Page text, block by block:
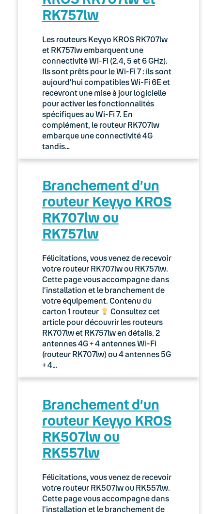
03. Accès Internet
04. Téléphonie fixe
05. Téléphonie Mobile
06. Cybersécurité
Keyyo Connect
Keyyo Visio
RK757lw
Les routeurs Keyyo KROS RK707lw
et RK757lw embarquent une
connectivité Wi-Fi (2.4, 5 et 6 GHz).
Ils sont prêts pour le Wi-Fi 7 : ils sont
aujourd’hui compatibles Wi-Fi 6E et
recevront une mise à jour logicielle
pour activer les fonctionnalités
spécifiques au Wi-Fi 7. En
complément, le routeur RK707lw
embarque une connectivité 4G
tandis…
Branchement d’un
routeur Keyyo KROS
RK707lw ou
RK757lw
Félicitations, vous venez de recevoir
votre routeur RK707lw ou RK757lw.
Cette page vous accompagne dans
l’installation et le branchement de
votre équipement. Contenu du
carton 1 routeur
Consultez cet
article pour découvrir les routeurs
RK707lw et RK757lw en détails. 2
antennes 4G + 4 antennes Wi-Fi
(routeur RK707lw) ou 4 antennes 5G
+ 4…
Branchement d’un
routeur Keyyo KROS
RK507lw ou
RK557lw
Félicitations, vous venez de recevoir
votre routeur RK507lw ou RK557lw.
Cette page vous accompagne dans
l’installation et le branchement de